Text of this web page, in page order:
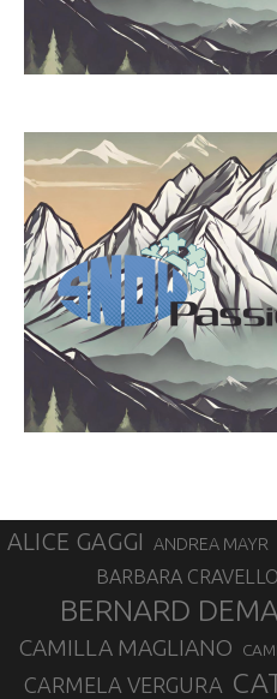
ALICE GAGGI ANDREA MAYR
BARBARA CRAVELLO
BERNARD
CAMILLA MAGLIANO
CARMELA VERGURA